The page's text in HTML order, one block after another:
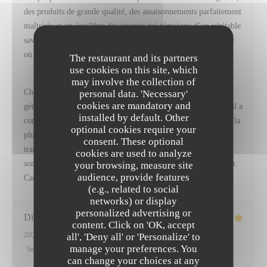
The restaurant and its partners
use cookies on this site, which
may involve the collection of
personal data. 'Necessary'
cookies are mandatory and
installed by default. Other
optional cookies require your
consent. These optional
cookies are used to analyze
your browsing, measure site
audience, provide features
(e.g., related to social
networks) or display
personalized advertising or
content. Click on 'OK, accept
all', 'Deny all' or 'Personalize' to
manage your preferences. You
can change your choices at any
des produits de grande qualité, des assaisonnements parfaitement
maîtrisés et un équilibre des saveurs qui témoigne d’un véritable
savoir-faire. Une adresse que je recommande sans hésitation et
où je reviendrai avec grand plaisir.
VIRTUS has replied to this review
Cher Monsieur Fischer, Merci infiniment pour ces mots si
généreux, ils nous vont droit au cœur. Savoir que chaque détail a
contribué à faire de votre moment un souvenir mémorable est la
plus belle des récompenses pour toute notre équipe, et nous
transmettrons bien sûr vos compliments à Baptiste, notre
sommelier. Nous serons ravis de vous retrouver prochainement.
Camille, Frédéric et toute l' équipe de Virtus
Didier
2026-07-11
- 19:45 - Guests 2
Service
Ambiance : 4/5 Food: 5/5 Value: 5/5